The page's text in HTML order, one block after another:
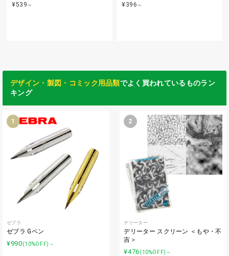
¥539 ～ ¥396 ～
デザイン・製図・コミック用品類でよく買われているものラン
キング
1
ゼブラ
ゼブラ Gペン
¥990(10%OFF)～
2
デリーター
デリーター スクリーン ＜もや・不
吉＞
¥476(10%OFF)～